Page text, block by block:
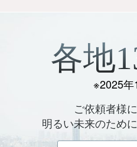
各地
※2025
ご依頼者様
明るい未来のため